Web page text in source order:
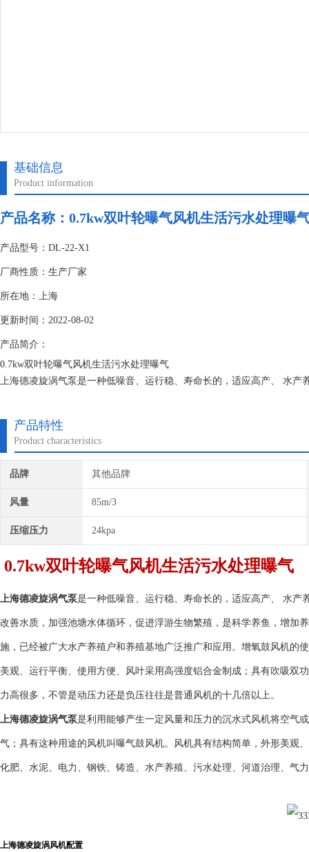
基础信息
Product information
产品名称： 0.7kw双叶轮曝气风机生活污水处理曝
产品型号：DL-22-X1
厂商性质：生产厂家
所在地：上海
更新时间：2022-08-02
产品简介：
0.7kw双叶轮曝气风机生活污水处理曝气
上海德凌旋涡气泵是一种低噪音、运行稳、寿命长的，适应高产、 水
产品特性
Product characteristics
品牌 其他品牌
风量 85m/3
压缩压力 24kpa
0.7kw双叶轮曝气风机生活污水处理曝气
上海德凌旋涡气泵是一种低噪音、运行稳、寿命长的，适应高产、 水
改善水质，加强池塘水体循环，促进浮游生物繁殖，是科学养鱼，增加
施，已经被广大水产养殖户和养殖基地广泛推广和应用。增氧鼓风机的
美观、运行平衡、使用方便、风叶采用高强度铝合金制成；具有吹吸双
力高很多，不管是动压力还是负压往往是普通风机的十几倍以上。
上海德凌旋涡气泵是利用能够产生一定风量和压力的沉水式风机将空气
气；具有这种用途的风机叫曝气鼓风机。风机具有结构简单，外形美观
化肥、水泥、电力、钢铁、铸造、水产养殖、污水处理、河道治理、气
上海德凌旋涡风机配置